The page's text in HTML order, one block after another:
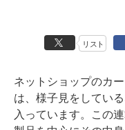
リスト
ネットショップのカ
は、様子見をしてい
入っています。この